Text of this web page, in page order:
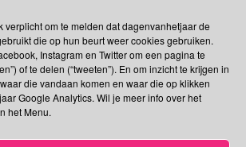
verplicht om te melden dat dagenvanhetjaar de
die op hun beurt weer cookies gebruiken.
Instagram en Twitter om een pagina te
of te delen (“tweeten”). En om inzicht te krijgen in
die vandaan komen en waar die op klikken
Google Analytics. Wil je meer info over het
het Menu.
op